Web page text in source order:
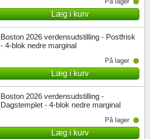
Læg i kurv
Boston 2026 verdensudstilling - Postfrisk
- 4-blok nedre marginal
På lager
Læg i kurv
Boston 2026 verdensudstilling -
Dagstemplet - 4-blok nedre marginal
På lager
Læg i kurv